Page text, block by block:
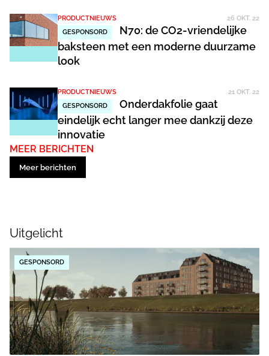
PRODUCTNIEUWS
26 OKT. 22
GESPONSORD
N70: de CO2-vriendelijke
baksteen met een moderne duurzame
look
PRODUCTNIEUWS
21 OKT. 22
GESPONSORD
Onderdakfolie gaat
eindelijk echt langer mee dankzij deze
innovatie
MEER BERICHTEN
Meer berichten
Uitgelicht
GESPONSORD